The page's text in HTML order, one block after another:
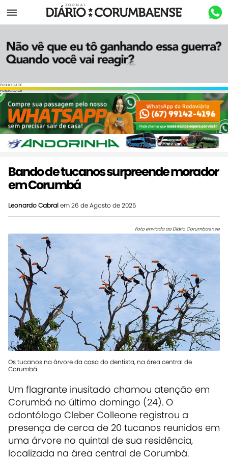
Menu
PUBLICIDADE
PUBLICIDADE
Bando de tucanos surpreende morador
em Corumbá
Leonardo Cabralem 26 de Agosto de 2025
Foto enviada ao Diário Corumbaense
Os tucanos na árvore da casa do dentista, na área central de
Corumbá
Um flagrante inusitado chamou atenção em
Corumbá no último domingo (24). O
odontólogo Cleber Colleone registrou a
presença de cerca de 20 tucanos reunidos em
uma árvore no quintal de sua residência,
localizada na área central de Corumbá.